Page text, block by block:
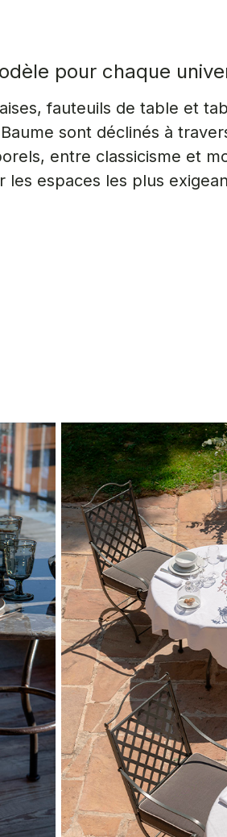
pour chaque
fauteuils de table et
sont déclinés à
entre classicisme et
les espaces les plus